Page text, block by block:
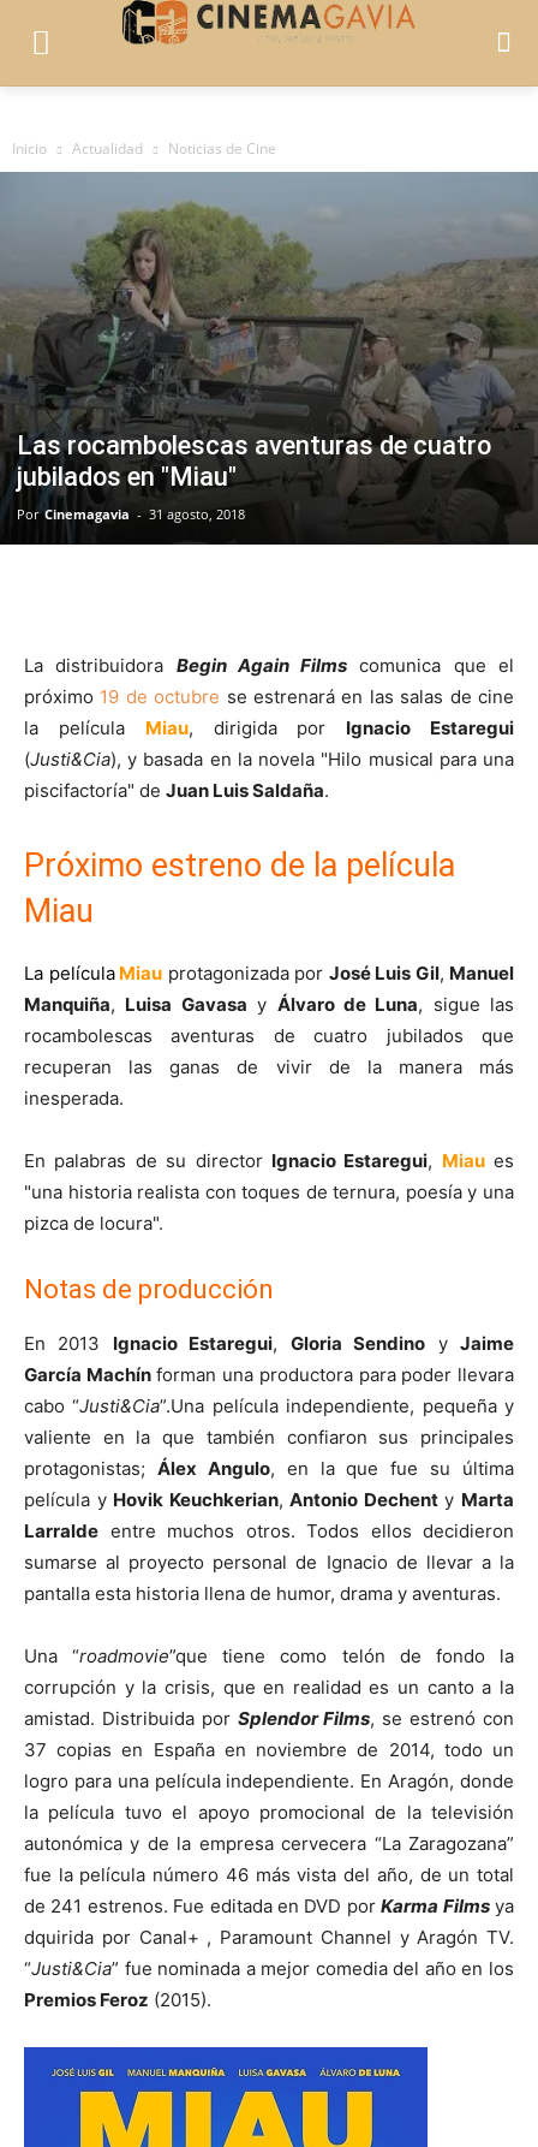
Inicio Actualidad Noticias de Cine
Las rocambolescas aventuras de cuatro
jubilados en "Miau"
Por Cinemagavia - 31 agosto, 2018
La distribuidora Begin Again Films comunica que el
próximo 19 de octubre se estrenará en las salas de cine
la película Miau, dirigida por Ignacio Estaregui
(Justi&Cia), y basada en la novela "Hilo musical para una
piscifactoría" de Juan Luis Saldaña.
Próximo estreno de la película
Miau
La película Miau protagonizada por José Luis Gil, Manuel
Manquiña, Luisa Gavasa y Álvaro de Luna, sigue las
rocambolescas aventuras de cuatro jubilados que
recuperan las ganas de vivir de la manera más
inesperada.
En palabras de su director Ignacio Estaregui, Miaues
"una historia realista con toques de ternura, poesía y una
pizca de locura".
Notas de producción
En 2013 Ignacio Estaregui, Gloria Sendino yJaime
García Machínforman una productora para poder llevara
cabo “Justi&Cia”.Una película independiente, pequeña y
valiente en la que también confiaron sus principales
protagonistas; Álex Angulo, en la que fue su última
película y Hovik Keuchkerian,Antonio Dechenty Marta
Larralde entre muchos otros. Todos ellos decidieron
sumarse al proyecto personal de Ignacio de llevar a la
pantalla esta historia llena de humor, drama y aventuras.
Una “roadmovie”que tiene como telón de fondo la
corrupción y la crisis, que en realidad es un canto a la
amistad. Distribuida por Splendor Films, se estrenó con
37 copias en España en noviembre de 2014, todo un
logro para una película independiente. En Aragón, donde
la película tuvo el apoyo promocional de la televisión
autonómica y de la empresa cervecera “La Zaragozana”
fue la película número 46 más vista del año, de un total
de 241 estrenos. Fue editada en DVD porKarma Filmsya
dquirida por Canal+ , Paramount Channel y Aragón TV.
“Justi&Cia” fue nominada a mejor comedia del año en los
Premios Feroz (2015).